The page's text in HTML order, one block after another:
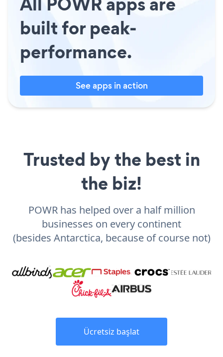
built for peak-
performance.
See apps in action
Trusted by the best in
the biz!
POWR has helped over a half million
businesses on every continent
(besides Antarctica, because of course not)
Ücretsiz başlat